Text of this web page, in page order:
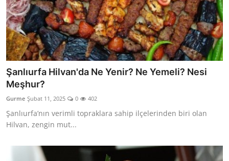
Şanlıurfa Hilvan'da Ne Yenir? Ne Yemeli? Nesi
Meşhur?
Gurme Şubat 11, 2025 0 402
Şanlıurfa’nın verimli topraklara sahip ilçelerinden biri olan
Hilvan, zengin mut...